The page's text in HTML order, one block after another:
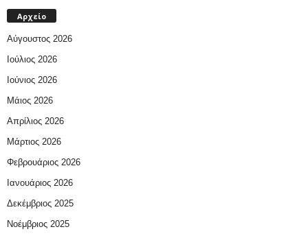
Αρχείο
Αύγουστος 2026
Ιούλιος 2026
Ιούνιος 2026
Μάιος 2026
Απρίλιος 2026
Μάρτιος 2026
Φεβρουάριος 2026
Ιανουάριος 2026
Δεκέμβριος 2025
Νοέμβριος 2025